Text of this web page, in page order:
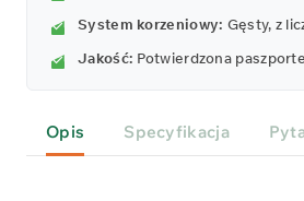
System korzeniowy: Gęsty, z
Jakość: Potwierdzona
Opis Specyfikacja